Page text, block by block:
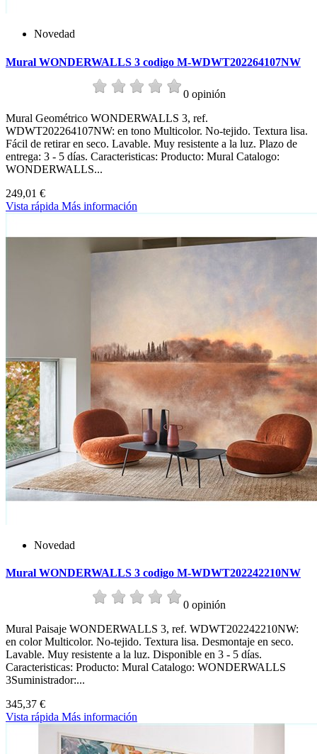
Novedad
Mural WONDERWALLS 3 codigo M-WDWT202264107NW
0 opinión
Mural Geométrico WONDERWALLS 3, ref.
WDWT202264107NW: en tono Multicolor. No-tejido. Textura lisa.
Fácil de retirar en seco. Lavable. Muy resistente a la luz. Plazo de
entrega: 3 - 5 días. Caracteristicas: Producto: Mural Catalogo:
WONDERWALLS...
249,01 €
Vista rápida Más información
Novedad
Mural WONDERWALLS 3 codigo M-WDWT202242210NW
0 opinión
Mural Paisaje WONDERWALLS 3, ref. WDWT202242210NW:
en color Multicolor. No-tejido. Textura lisa. Desmontaje en seco.
Lavable. Muy resistente a la luz. Disponible en 3 - 5 días.
Caracteristicas: Producto: Mural Catalogo: WONDERWALLS
3Suministrador:...
345,37 €
Vista rápida Más información